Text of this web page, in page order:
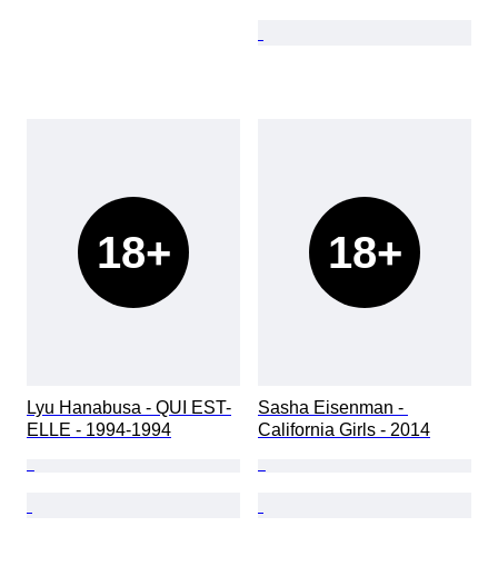
18+
Lyu Hanabusa - QUI EST-
ELLE - 1994-1994
18+
Sasha Eisenman -
California Girls - 2014